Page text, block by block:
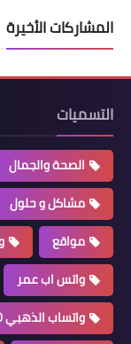
المشاركات الأخيرة
التسميات
الصحة والجمال
مشاكل و حلول
مواقع
واتس اب عمر
واتساب الذهبي 2020